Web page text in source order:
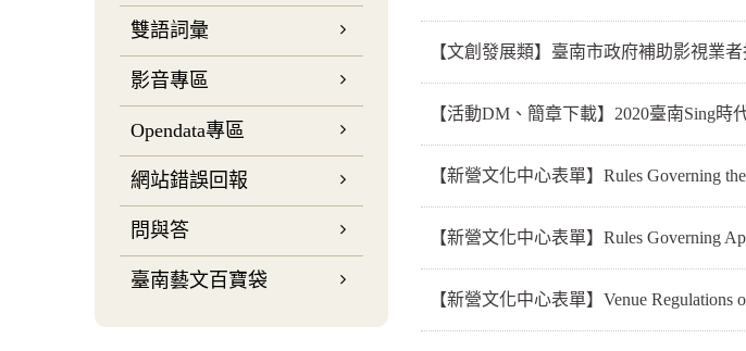
雙語詞彙
影音專區
Opendata專區
網站錯誤回報
問與答
臺南藝文百寶袋
【文創發展類】臺南市政府補助影視業
【活動DM、簡章下載】2020臺南Sing
【新營文化中心表單】Rules Governing
【新營文化中心表單】Rules Governing
【新營文化中心表單】Venue Regulations